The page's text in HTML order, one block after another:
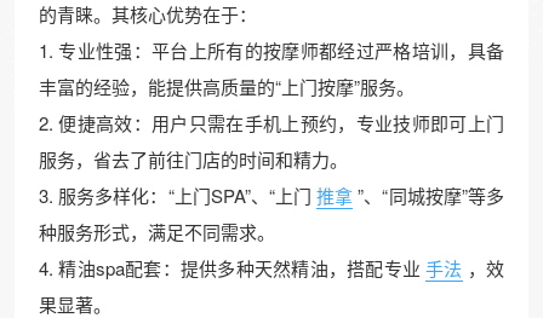
的青睐。其核心优势在于：
1. 专业性强：平台上所有的按摩师都经过严格培训，具备
丰富的经验，能提供高质量的“上门按摩”服务。
2. 便捷高效：用户只需在手机上预约，专业技师即可上门
服务，省去了前往门店的时间和精力。
3. 服务多样化：“上门SPA”、“上门 推拿 ”、“同城按摩”等多
种服务形式，满足不同需求。
4. 精油spa配套：提供多种天然精油，搭配专业 手法 ，效
果显著。